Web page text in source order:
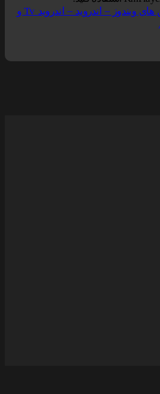
دانلود اپلیکیشن های ویندوز – اندروید – اندروید Tv و